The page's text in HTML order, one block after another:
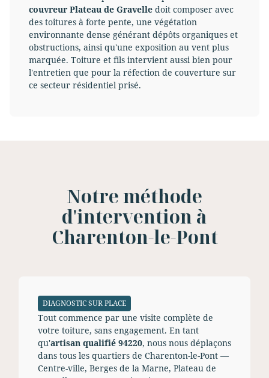
couvreur Plateau de Gravelle doit composer avec
des toitures à forte pente, une végétation
environnante dense générant dépôts organiques et
obstructions, ainsi qu'une exposition au vent plus
marquée. Toiture et fils intervient aussi bien pour
l'entretien que pour la réfection de couverture sur
ce secteur résidentiel prisé.
Notre méthode
d'intervention à
Charenton-le-Pont
DIAGNOSTIC SUR PLACE
Tout commence par une visite complète de
votre toiture, sans engagement. En tant
qu'artisan qualifié 94220, nous nous déplaçons
dans tous les quartiers de Charenton-le-Pont —
Centre-ville, Berges de la Marne, Plateau de